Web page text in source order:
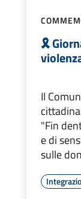
🎗️
Il
"Fin
e di
sulle